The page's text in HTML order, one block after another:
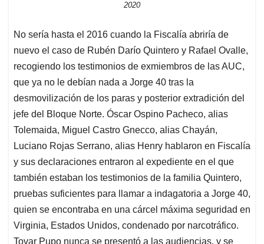
2020
No sería hasta el 2016 cuando la Fiscalía abriría de
nuevo el caso de Rubén Darío Quintero y Rafael Ovalle,
recogiendo los testimonios de exmiembros de las AUC,
que ya no le debían nada a Jorge 40 tras la
desmovilización de los paras y posterior extradición del
jefe del Bloque Norte. Óscar Ospino Pacheco, alias
Tolemaida, Miguel Castro Gnecco, alias Chayán,
Luciano Rojas Serrano, alias Henry hablaron en Fiscalía
y sus declaraciones entraron al expediente en el que
también estaban los testimonios de la familia Quintero,
pruebas suficientes para llamar a indagatoria a Jorge 40,
quien se encontraba en una cárcel máxima seguridad en
Virginia, Estados Unidos, condenado por narcotráfico.
Tovar Pupo nunca se presentó a las audiencias, y se